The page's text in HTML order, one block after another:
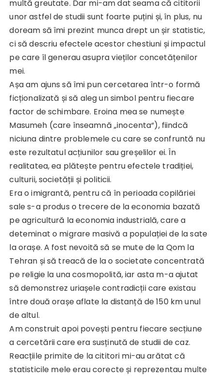
multă greutate. Dar mi-am dat seama că cititorii
unor astfel de studii sunt foarte puțini și, în plus, nu
doream să îmi prezint munca drept un șir statistic,
ci să descriu efectele acestor chestiuni și impactul
pe care îl generau asupra vieților concetățenilor
mei.
Așa am ajuns să îmi pun cercetarea într-o formă
ficționalizată și să aleg un simbol pentru fiecare
factor de schimbare. Eroina mea se numește
Masumeh (care înseamnă „inocenta“), fiindcă
niciuna dintre problemele cu care se confruntă nu
este rezultatul acțiunilor sau greșelilor ei. În
realitatea, ea plătește pentru efectele tradiției,
culturii, societății și politicii.
Era o imigrantă, pentru că în perioada copilăriei
sale s-a produs o trecere de la economia bazată
pe agricultură la economia industrială, care a
deteminat o migrare masivă a populației de la sate
la orașe. A fost nevoită să se mute de la Qom la
Tehran și să treacă de la o societate concentrată
pe religie la una cosmopolită, iar asta m-a ajutat
să demonstrez uriașele contradicții care existau
între două orașe aflate la distanță de 150 km unul
de altul.
Am construit apoi povești pentru fiecare secțiune
a cercetării care era susținută de studii de caz.
Reacțiile primite de la cititori mi-au arătat că
statisticile mele erau corecte și reprezentau multe